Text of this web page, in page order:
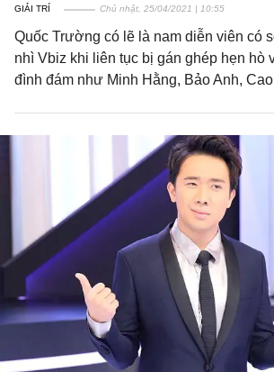
GIẢI TRÍ Chủ nhật, 25/04/2021 | 10:55
Quốc Trường có lẽ là nam diễn viên có
nhì Vbiz khi liên tục bị gán ghép hẹn hò
đình đám như Minh Hằng, Bảo Anh,